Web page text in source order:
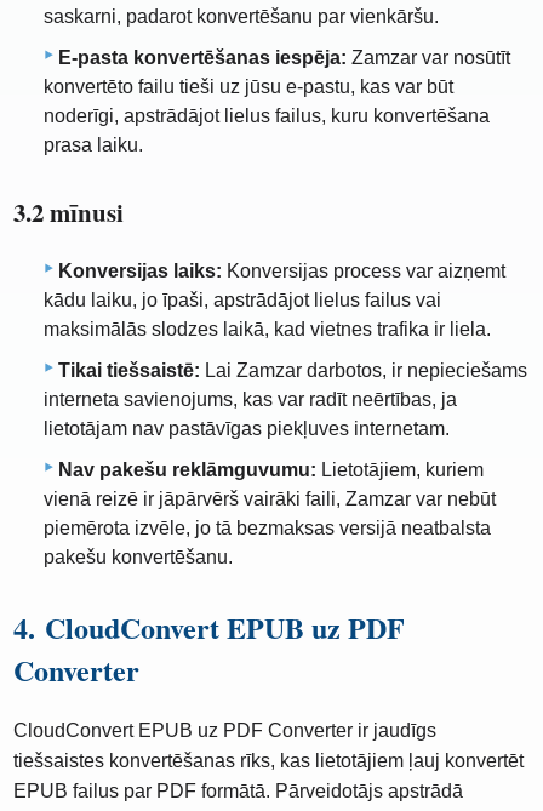
saskarni, padarot konvertēšanu par vienkāršu.
E-pasta konvertēšanas iespēja: Zamzar var nosūtīt
konvertēto failu tieši uz jūsu e-pastu, kas var būt
noderīgi, apstrādājot lielus failus, kuru konvertēšana
prasa laiku.
3.2 mīnusi
Konversijas laiks: Konversijas process var aizņemt
kādu laiku, jo īpaši, apstrādājot lielus failus vai
maksimālās slodzes laikā, kad vietnes trafika ir liela.
Tikai tiešsaistē: Lai Zamzar darbotos, ir nepieciešams
interneta savienojums, kas var radīt neērtības, ja
lietotājam nav pastāvīgas piekļuves internetam.
Nav pakešu reklāmguvumu: Lietotājiem, kuriem
vienā reizē ir jāpārvērš vairāki faili, Zamzar var nebūt
piemērota izvēle, jo tā bezmaksas versijā neatbalsta
pakešu konvertēšanu.
4. CloudConvert EPUB uz PDF
Converter
CloudConvert EPUB uz PDF Converter ir jaudīgs
tiešsaistes konvertēšanas rīks, kas lietotājiem ļauj konvertēt
EPUB failus par PDF formātā. Pārveidotājs apstrādā